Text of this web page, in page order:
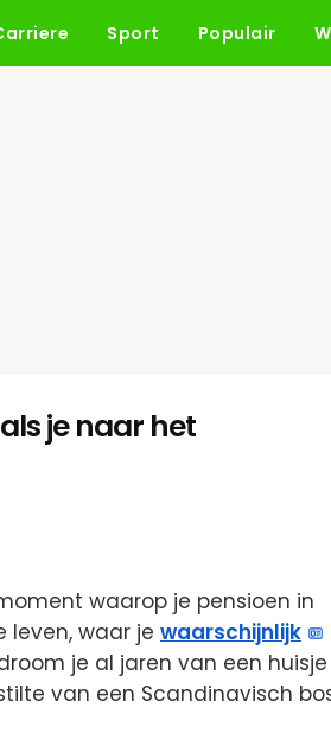
Sport Populair
je naar het
waarop je pensioen in
leven, waar je waarschijnlijk
je al jaren van een huisje
van een Scandinavisch